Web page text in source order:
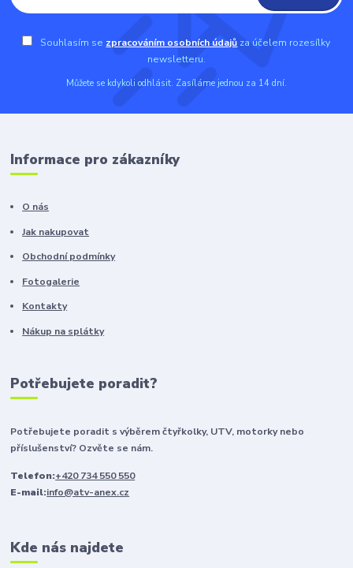
Souhlasím se zpracováním osobních údajů za účelem rozesílky
newsletteru.
Můžete se kdykoli odhlásit. Zasíláme jednou za 14 dní.
Informace pro zákazníky
O nás
Jak nakupovat
Obchodní podmínky
Fotogalerie
Kontakty
Nákup na splátky
Potřebujete poradit?
Potřebujete poradit s výběrem čtyřkolky, UTV, motorky nebo
příslušenství? Ozvěte se nám.
Telefon:+420 734 550 550
E-mail:info@atv-anex.cz
Kde nás najdete